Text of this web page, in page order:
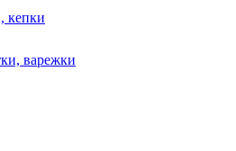
кепки
варежки